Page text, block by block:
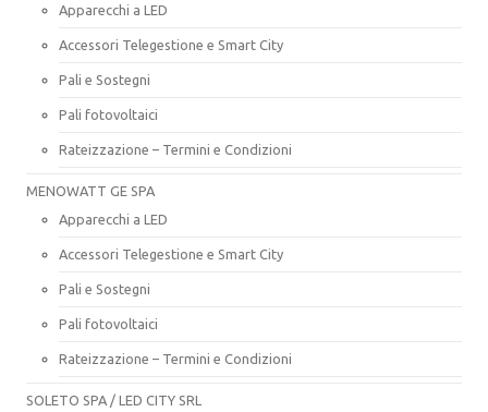
Apparecchi a LED
Accessori Telegestione e Smart City
Pali e Sostegni
Pali fotovoltaici
Rateizzazione – Termini e Condizioni
MENOWATT GE SPA
Apparecchi a LED
Accessori Telegestione e Smart City
Pali e Sostegni
Pali fotovoltaici
Rateizzazione – Termini e Condizioni
SOLETO SPA / LED CITY SRL